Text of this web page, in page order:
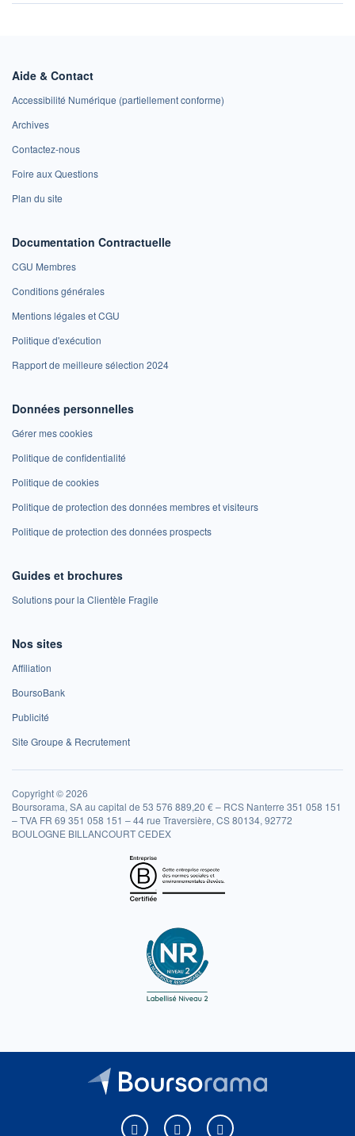
Aide & Contact
Accessibilité Numérique (partiellement conforme)
Archives
Contactez-nous
Foire aux Questions
Plan du site
Documentation Contractuelle
CGU Membres
Conditions générales
Mentions légales et CGU
Politique d'exécution
Rapport de meilleure sélection 2024
Données personnelles
Gérer mes cookies
Politique de confidentialité
Politique de cookies
Politique de protection des données membres et visiteurs
Politique de protection des données prospects
Guides et brochures
Solutions pour la Clientèle Fragile
Nos sites
Affiliation
BoursoBank
Publicité
Site Groupe & Recrutement
Copyright © 2026
Boursorama, SA au capital de 53 576 889,20 € – RCS Nanterre 351 058 151
– TVA FR 69 351 058 151 – 44 rue Traversière, CS 80134, 92772
BOULOGNE BILLANCOURT CEDEX
Boursorama sur Facebook
Boursorama sur XBoursorama sur